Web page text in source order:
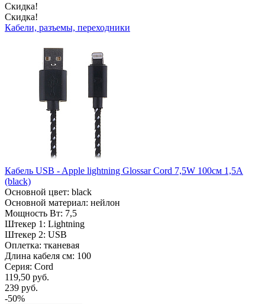
Скидка!
Скидка!
Кабели, разъемы, переходники
Кабель USB - Apple lightning Glossar Cord 7,5W 100см 1,5A
(black)
Основной цвет: black
Основной материал: нейлон
Мощность Вт: 7,5
Штекер 1: Lightning
Штекер 2: USB
Оплетка: тканевая
Длина кабеля см: 100
Серия: Cord
119,50 руб.
239 руб.
-50%